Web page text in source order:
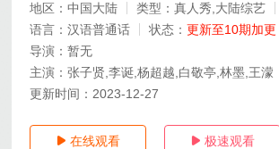
地区： 中国大陆 类型： 真人秀,大陆综艺
语言： 汉语普通话 状态： 更新至10期加更
导演： 暂无
主演： 张子贤,李诞,杨超越,白敬亭,林墨,王濛
更新时间： 2023-12-27
 在线观看  极速观看